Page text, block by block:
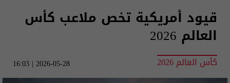
قيود أمريكية تخص ملاعب كأس
العالم 2026
كأس العالم 2026 2026-05-28 | 16:03